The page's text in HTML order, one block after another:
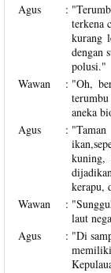
Agus
:
terkena
kurang
dengan
polusi."
Wawan
: "Oh,
aneka
Agus
:
kuning,
kerapu,
Wawan
:
laut
Agus
: "Di